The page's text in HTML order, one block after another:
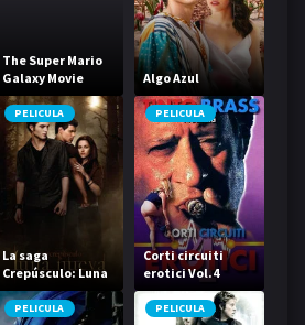
The Super Mario
Galaxy Movie
Algo Azul
PELICULA
La saga
Crepúsculo: Luna
nueva
PELICULA
Corti circuiti
erotici Vol.4
PELICULA PELICULA